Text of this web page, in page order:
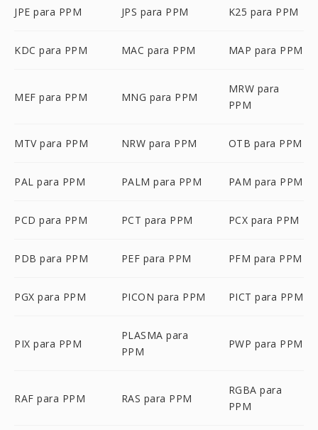
JPE para PPM JPS para PPM K25 para PPM
KDC para PPM MAC para PPM MAP para PPM
MEF para PPM MNG para PPM
MRW para
PPM
MTV para PPM NRW para PPM OTB para PPM
PAL para PPM PALM para PPM PAM para PPM
PCD para PPM PCT para PPM PCX para PPM
PDB para PPM PEF para PPM PFM para PPM
PGX para PPM PICON para PPM PICT para PPM
PIX para PPM
PLASMA para
PPM
PWP para PPM
RAF para PPM RAS para PPM
RGBA para
PPM